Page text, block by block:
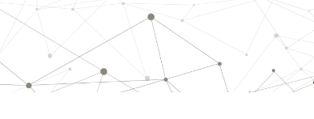
電材取扱商社一覧